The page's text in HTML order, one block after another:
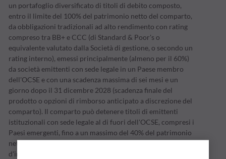
un portafoglio diversificato di titoli di debito composto,
entro il limite del 100% del patrimonio netto del comparto,
da obbligazioni tradizionali ad alto rendimento con rating
compreso tra BB+ e CCC (di Standard & Poor's o
equivalente valutato dalla Società di gestione, o secondo un
rating interno), emessi principalmente (almeno per il 60%)
da società emittenti con sede legale in un Paese membro
dell'OCSE e con una scadenza massima di sei mesi e un
giorno dopo il 31 dicembre 2028 (scadenza finale del
prodotto o opzioni di rimborso anticipato a discrezione del
comparto). Il comparto può detenere titoli di emittenti
istituzionali con sede legale al di fuori dell'OCSE, compresi i
Paesi emergenti, fino a un massimo del 40% del patrimonio
netto. Il comparto attuerà la propria strategia
d'investimento nel corso di un periodo d'investimento fino a